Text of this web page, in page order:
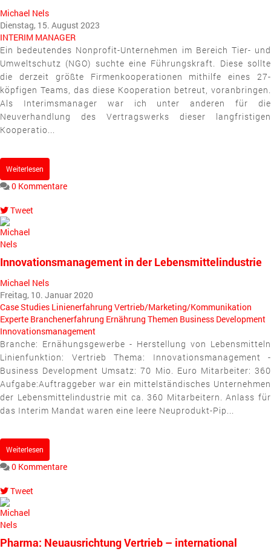
Michael Nels
Dienstag, 15. August 2023
INTERIM MANAGER
Ein bedeutendes Nonprofit-Unternehmen im Bereich Tier- und
Umweltschutz (NGO) suchte eine Führungskraft. Diese sollte
die derzeit größte Firmenkooperationen mithilfe eines 27-
köpfigen Teams, das diese Kooperation betreut, voranbringen.
Als Interimsmanager war ich unter anderen für die
Neuverhandlung des Vertragswerks dieser langfristigen
Kooperatio...
Weiterlesen
0 Kommentare
Tweet
pinterest
Innovationsmanagement in der Lebensmittelindustrie
Michael Nels
Freitag, 10. Januar 2020
Case Studies Linienerfahrung Vertrieb/Marketing/Kommunikation
Experte Branchenerfahrung Ernährung Themen Business Development
Innovationsmanagement
Branche: Ernähungsgewerbe - Herstellung von Lebensmitteln
Linienfunktion: Vertrieb Thema: Innovationsmanagement -
Business Development Umsatz: 70 Mio. Euro Mitarbeiter: 360
Aufgabe:Auftraggeber war ein mittelständisches Unternehmen
der Lebensmittelindustrie mit ca. 360 Mitarbeitern. Anlass für
das Interim Mandat waren eine leere Neuprodukt-Pip...
Weiterlesen
0 Kommentare
Tweet
pinterest
Pharma: Neuausrichtung Vertrieb – international